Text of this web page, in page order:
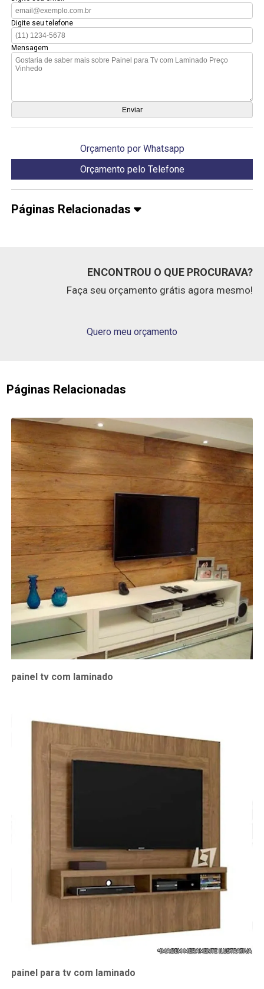
Digite seu telefone
Mensagem
Orçamento por Whatsapp
Orçamento pelo Telefone
Páginas Relacionadas
ENCONTROU O QUE PROCURAVA?
Faça seu orçamento grátis agora mesmo!
Quero meu orçamento
Páginas Relacionadas
painel tv com laminado
painel para tv com laminado